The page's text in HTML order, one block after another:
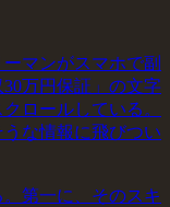
マンがスマホで副
万円保証」の文字
ロールしている。
な情報に飛びつい
第一に、そのスキ